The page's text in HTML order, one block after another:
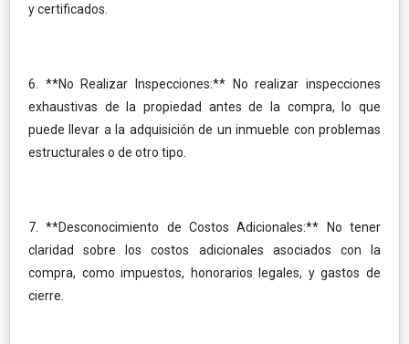
y certificados.
6. **No Realizar Inspecciones:** No realizar inspecciones
exhaustivas de la propiedad antes de la compra, lo que
puede llevar a la adquisición de un inmueble con problemas
estructurales o de otro tipo.
7. **Desconocimiento de Costos Adicionales:** No tener
claridad sobre los costos adicionales asociados con la
compra, como impuestos, honorarios legales, y gastos de
cierre.